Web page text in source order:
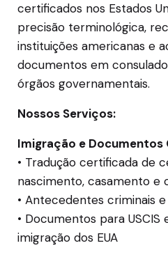
certificados nos Estados
precisão terminológica,
instituições americanas e
documentos em
órgãos governamentais.
Nossos Serviços:
Imigração e Documentos
• Tradução certificada de
nascimento, casamento e
• Antecedentes criminais
• Documentos para
imigração dos EUA